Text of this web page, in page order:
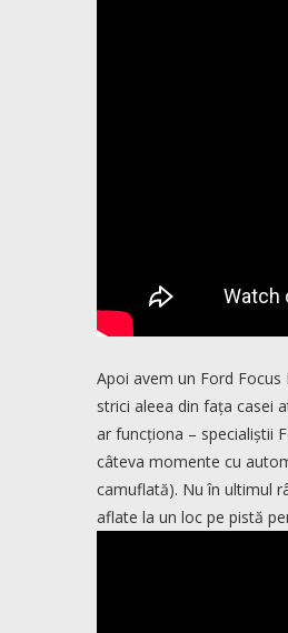
Apoi avem un Ford
strici aleea din fața casei
ar funcționa – specialiștii
câteva momente cu
camuflată). Nu în ultimul
aflate la un loc pe pistă